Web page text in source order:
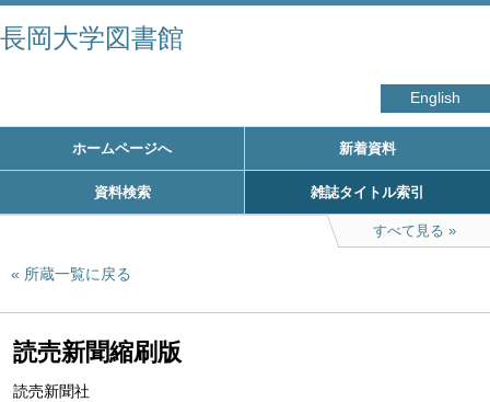
長岡大学図書館
English
ホームページへ 新着資料
資料検索 雑誌タイトル索引
すべて見る
所蔵一覧に戻る
読売新聞縮刷版
読売新聞社